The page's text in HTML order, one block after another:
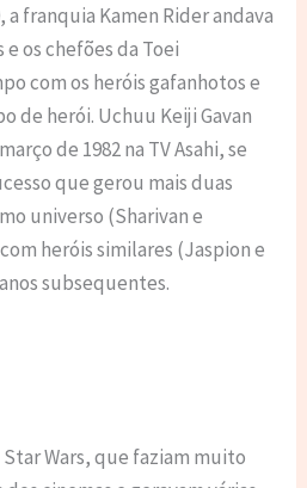
a franquia Kamen Rider andava
e os chefões da Toei
com os heróis gafanhotos e
de herói. Uchuu Keiji Gavan
de 1982 na TV Asahi, se
que gerou mais duas
universo (Sharivan e
heróis similares (Jaspion e
subsequentes.
Wars, que faziam muito